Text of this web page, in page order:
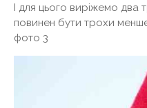
І для цього виріжемо два
повинен бути трохи
фото 3